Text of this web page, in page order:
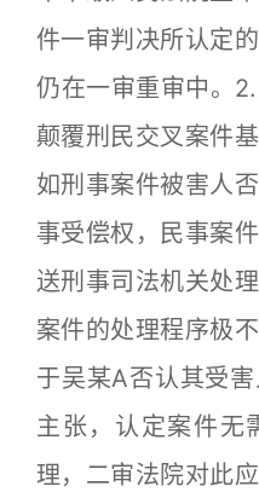
件一审判决所认定
仍在一审重审中。
颠覆刑民交叉案件
如刑事案件被害人
事受偿权，民事案
送刑事司法机关处
案件的处理程序极
于吴某A否认其受
主张，认定案件无
理，二审法院对此